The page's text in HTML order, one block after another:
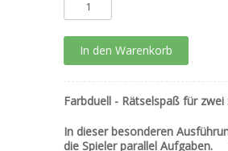
Farbduell - Rätselspaß für zwei
In dieser besonderen
die Spieler parallel Aufgaben.